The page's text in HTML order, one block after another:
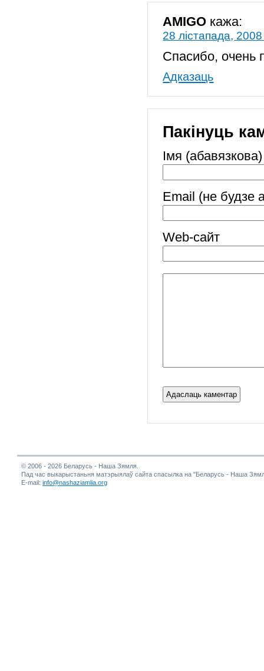
AMIGO кажа:
28 лістапада,
Спасибо, очень
Адказаць
Пакінуць
Імя (абавязкова)
Email (не будзе
Web-cайт
© 2006 - 2026 Беларусь - Наша Зямля.
Пад час выкарыстаньня матэрыялаў сайта спасылка на "Беларусь - Наша
E-mail: info@nashaziamlia.org